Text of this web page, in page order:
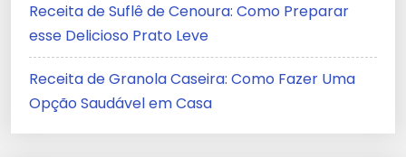
Receita de Suflê de Cenoura: Como Preparar
esse Delicioso Prato Leve
Receita de Granola Caseira: Como Fazer Uma
Opção Saudável em Casa